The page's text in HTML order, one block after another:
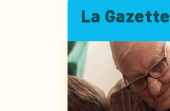
La Gazette